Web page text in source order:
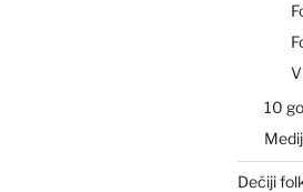
10
Dečiji